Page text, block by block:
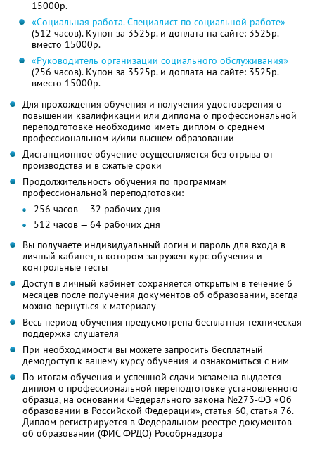
15000р.
«Социальная работа. Специалист по социальной работе»
(512 часов). Купон за 3525р. и доплата на сайте: 3525р.
вместо 15000р.
«Руководитель организации социального обслуживания»
(256 часов). Купон за 3525р. и доплата на сайте: 3525р.
вместо 15000р.
Для прохождения обучения и получения удостоверения о
повышении квалификации или диплома о профессиональной
переподготовке необходимо иметь диплом о среднем
профессиональном и/или высшем образовании
Дистанционное обучение осуществляется без отрыва от
производства и в сжатые сроки
Продолжительность обучения по программам
профессиональной переподготовки:
256 часов — 32 рабочих дня
512 часов — 64 рабочих дня
Вы получаете индивидуальный логин и пароль для входа в
личный кабинет, в котором загружен курс обучения и
контрольные тесты
Доступ в личный кабинет сохраняется открытым в течение 6
месяцев после получения документов об образовании, всегда
можно вернуться к материалу
Весь период обучения предусмотрена бесплатная техническая
поддержка слушателя
При необходимости вы можете запросить бесплатный
демодоступ к вашему курсу обучения и ознакомиться с ним
По итогам обучения и успешной сдачи экзамена выдается
диплом о профессиональной переподготовке установленного
образца, на основании Федерального закона №273-ФЗ «Об
образовании в Российской Федерации», статья 60, статья 76.
Диплом регистрируется в Федеральном реестре документов
об образовании (ФИС ФРДО) Рособрнадзора